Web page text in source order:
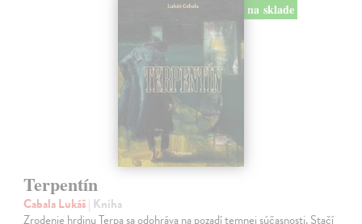
na sklade
Terpentín
Cabala Lukáš| Kniha
Zrodenie hrdinu Terpa sa odohráva na pozadí temnej súčasnosti. Stačí